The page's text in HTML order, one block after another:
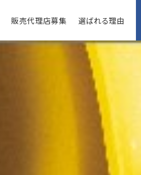
販売代理店募集 選ばれる理由